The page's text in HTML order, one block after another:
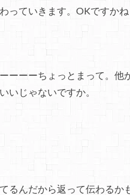
っていきます。OKですかね
ーーーちょっとまって。他
いじゃないですか。
るんだから返って伝わるか